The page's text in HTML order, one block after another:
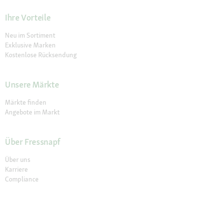
Ihre Vorteile
Neu im Sortiment
Exklusive Marken
Kostenlose Rücksendung
Unsere Märkte
Märkte finden
Angebote im Markt
Über Fressnapf
Über uns
Karriere
Compliance